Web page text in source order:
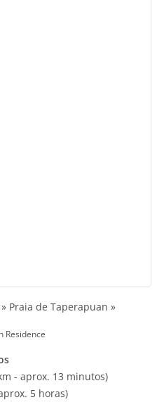
Praia de Taperapuan »
Residence
- aprox. 13 minutos)
5 horas)